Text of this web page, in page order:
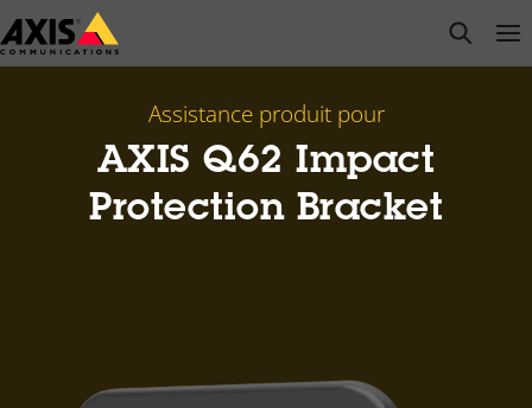
Passer
au
open
Assistance produit pour
AXIS Q62 Impact
Protection Bracket